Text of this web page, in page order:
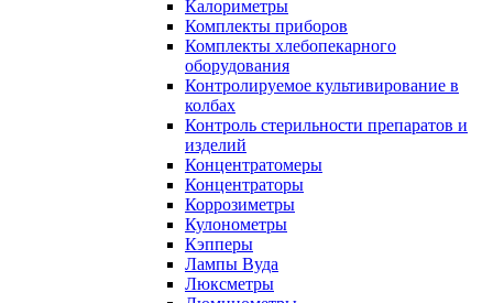
Калориметры
Комплекты приборов
Комплекты хлебопекарного
оборудования
Контролируемое культивирование в
колбах
Контроль стерильности препаратов и
изделий
Концентратомеры
Концентраторы
Коррозиметры
Кулонометры
Кэпперы
Лампы Вуда
Люксметры